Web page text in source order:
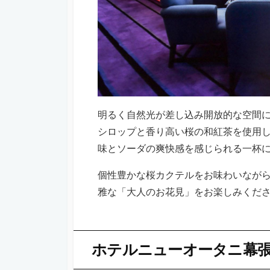
明るく自然光が差し込み開放的な空間
シロップと香り高い桜の和紅茶を使用
味とソーダの爽快感を感じられる一杯
個性豊かな桜カクテルをお味わいなが
雅な「大人のお花見」をお楽しみくだ
ホテルニューオータニ幕